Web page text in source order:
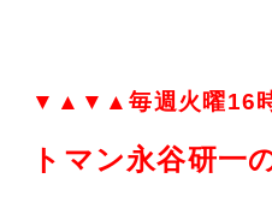
▼▲▼▲毎週火曜16
トマン永谷研一